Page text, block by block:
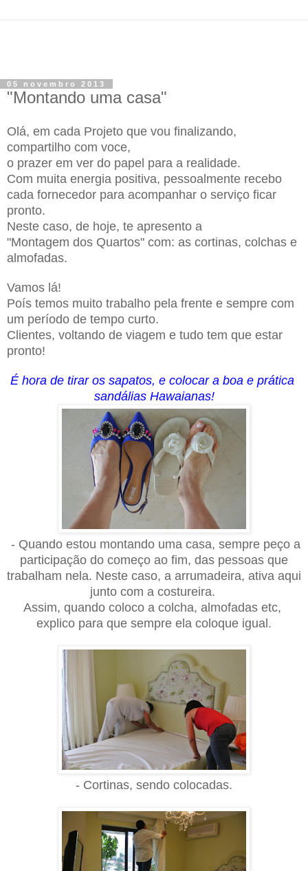
05 novembro 2013
"Montando uma casa"
Olá, em cada Projeto que vou finalizando,
compartilho com voce,
o prazer em ver do papel para a realidade.
Com muita energia positiva, pessoalmente recebo
cada fornecedor para acompanhar o serviço ficar
pronto.
Neste caso, de hoje, te apresento a
"Montagem dos Quartos" com: as cortinas, colchas e
almofadas.
Vamos lá!
Poís temos muito trabalho pela frente e sempre com
um período de tempo curto.
Clientes, voltando de viagem e tudo tem que estar
pronto!
É hora de tirar os sapatos, e colocar a boa e prática
sandálias Hawaianas!
- Quando estou montando uma casa, sempre peço a
participação do começo ao fim, das pessoas que
trabalham nela. Neste caso, a arrumadeira, ativa aqui
junto com a costureira.
Assim, quando coloco a colcha, almofadas etc,
explico para que sempre ela coloque igual.
- Cortinas, sendo colocadas.